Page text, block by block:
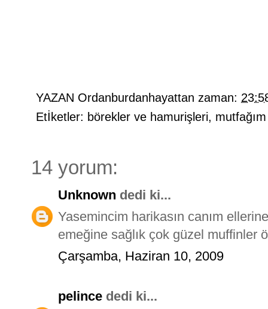
YAZAN Ordanburdanhayattan zaman:
Etİketler: börekler ve hamurişleri, mutfağım
14 yorum:
Unknown dedi ki...
Yasemincim harikasın canım ellerine
emeğine sağlık çok güzel muffinler
Çarşamba, Haziran 10, 2009
pelince dedi ki...